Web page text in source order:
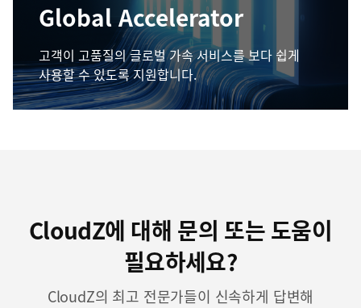
Global Accelerator
고객이 고품질의 글로벌 가속 서비스를 보다 쉽게
사용할 수 있도록 지원합니다.
CloudZ에 대해 문의 또는 도움이
필요하세요?
CloudZ의 최고 전문가들이 신속하게 답변해